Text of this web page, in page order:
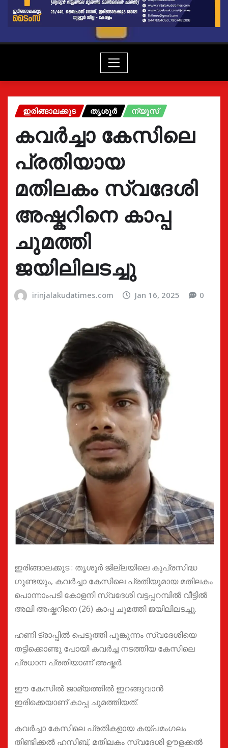
ഇരിങ്ങാലക്കുട തൃശൂർ ന്യൂസ്
കവർച്ചാ കേസിലെ
പ്രതിയായ
മതിലകം സ്വദേശി
അഷ്കറിനെ കാപ്പ
ചുമത്തി
ജയിലിലടച്ചു
irinjalakudatimes.com Jan 16, 2025 0
ഇരിങ്ങാലക്കുട : തൃശൂര്‍ ജില്ലയിലെ കുപ്രസിദ്ധ
ഗുണ്ടയും, കവര്‍ച്ചാ കേസിലെ പ്രതിയുമായ മതിലകം
പൊന്നാംപടി കോളനി സ്വദേശി വട്ടപ്പറമ്പില്‍ വീട്ടില്‍
അലി അഷ്കറിനെ (26) കാപ്പ ചുമത്തി ജയിലിലടച്ചു.
ഹണി ട്രാപ്പില്‍ പെടുത്തി പൂങ്കുന്നം സ്വദേശിയെ
തട്ടിക്കൊണ്ടു പോയി കവര്‍ച്ച നടത്തിയ കേസിലെ
പ്രധാന പ്രതിയാണ് അഷ്കർ.
ഈ കേസില്‍ ജാമ്യത്തില്‍ ഇറങ്ങുവാന്‍
ഇരിക്കെയാണ് കാപ്പ ചുമത്തിയത്.
കവര്‍ച്ചാ കേസിലെ പ്രതികളായ കയ്പമംഗലം
തിണ്ടിക്കല്‍ ഹസീബ്, മതിലകം സ്വദേശി ഊളക്കല്‍